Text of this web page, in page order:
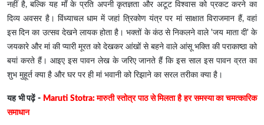
नहीं है, बल्कि यह माँ के प्रति अपनी कृतज्ञता और अटूट विश्वास को प्रकट करने का
दिव्य अवसर है। विंध्याचल धाम में जहां त्रिकोण यंत्र पर मां साक्षात विराजमान हैं, वहां
इस दिन का उत्सव देखने लायक होता है। भक्तों के कंठ से निकलने वाले 'जय माता दी' के
जयकारे और मां की प्यारी मूरत को देखकर आंखों से बहने वाले आंसू भक्ति की पराकाष्ठा को
बयां करते हैं। आइए इस पावन लेख के जरिए जानते हैं कि इस साल इस पावन व्रत का
शुभ मुहूर्त क्या है और घर पर ही मां भवानी को रिझाने का सरल तरीका क्या है।
यह भी पढ़ें - Maruti Stotra: मारुती स्तोत्र पाठ से मिलता है हर समस्या का चमत्कारिक
समाधान